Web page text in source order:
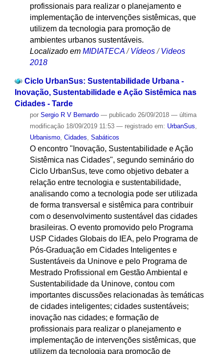
profissionais para realizar o planejamento e
implementação de intervenções sistêmicas, que
utilizem da tecnologia para promoção de
ambientes urbanos sustentáveis.
Localizado em MIDIATECA /Vídeos /Videos
2018
Ciclo UrbanSus: Sustentabilidade Urbana -
Inovação, Sustentabilidade e Ação Sistêmica nas
Cidades - Tarde
por Sergio R V Bernardo — publicado26/09/2018 — última
modificação18/09/2019 11:53 — registrado em: UrbanSus,
Urbanismo, Cidades, Sabáticos
O encontro "Inovação, Sustentabilidade e Ação
Sistêmica nas Cidades", segundo seminário do
Ciclo UrbanSus, teve como objetivo debater a
relação entre tecnologia e sustentabilidade,
analisando como a tecnologia pode ser utilizada
de forma transversal e sistêmica para contribuir
com o desenvolvimento sustentável das cidades
brasileiras. O evento promovido pelo Programa
USP Cidades Globais do IEA, pelo Programa de
Pós-Graduação em Cidades Inteligentes e
Sustentáveis da Uninove e pelo Programa de
Mestrado Profissional em Gestão Ambiental e
Sustentabilidade da Uninove, contou com
importantes discussões relacionadas às temáticas
de cidades inteligentes; cidades sustentáveis;
inovação nas cidades; e formação de
profissionais para realizar o planejamento e
implementação de intervenções sistêmicas, que
utilizem da tecnologia para promoção de